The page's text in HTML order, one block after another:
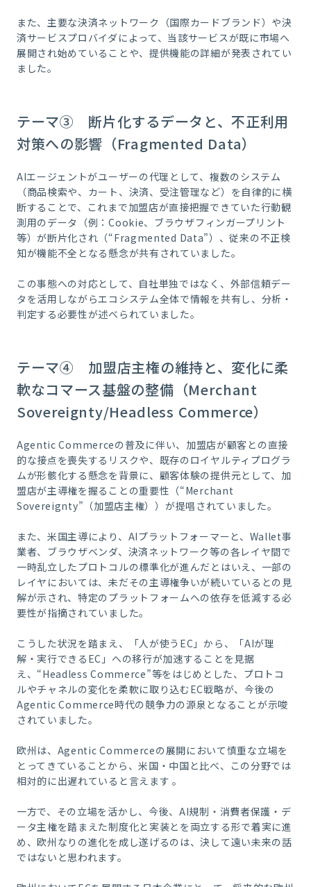
また、主要な決済ネットワーク（国際カードブランド）や決
済サービスプロバイダによって、当該サービスが既に市場へ
展開され始めていることや、提供機能の詳細が発表されてい
ました。
テーマ③ 断片化するデータと、不正利用
対策への影響（Fragmented Data）
AIエージェントがユーザーの代理として、複数のシステム
（商品検索や、カート、決済、受注管理など）を自律的に横
断することで、これまで加盟店が直接把握できていた行動観
測用のデータ（例：Cookie、ブラウザフィンガープリント
等）が断片化され（“Fragmented Data”）、従来の不正検
知が機能不全となる懸念が共有されていました。
この事態への対応として、自社単独ではなく、外部信頼デー
タを活用しながらエコシステム全体で情報を共有し、分析・
判定する必要性が述べられていました。
テーマ④ 加盟店主権の維持と、変化に柔
軟なコマース基盤の整備（Merchant
Sovereignty/Headless Commerce）
Agentic Commerceの普及に伴い、加盟店が顧客との直接
的な接点を喪失するリスクや、既存のロイヤルティプログラ
ムが形骸化する懸念を背景に、顧客体験の提供元として、加
盟店が主導権を握ることの重要性（“Merchant
Sovereignty”（加盟店主権））が提唱されていました。
また、米国主導により、AIプラットフォーマーと、Wallet事
業者、ブラウザベンダ、決済ネットワーク等の各レイヤ間で
一時乱立したプロトコルの標準化が進んだとはいえ、一部の
レイヤにおいては、未だその主導権争いが続いているとの見
解が示され、特定のプラットフォームへの依存を低減する必
要性が指摘されていました。
こうした状況を踏まえ、「人が使うEC」から、「AIが理
解・実行できるEC」への移行が加速することを見据
え、“Headless Commerce”等をはじめとした、プロトコ
ルやチャネルの変化を柔軟に取り込むEC戦略が、今後の
Agentic Commerce時代の競争力の源泉となることが示唆
されていました。
欧州は、Agentic Commerceの展開において慎重な立場を
とってきていることから、米国・中国と比べ、この分野では
相対的に出遅れていると言えます 。
一方で、その立場を活かし、今後、AI規制・消費者保護・デ
ータ主権を踏まえた制度化と実装とを両立する形で着実に進
め、欧州なりの進化を成し遂げるのは、決して遠い未来の話
ではないと思われます。